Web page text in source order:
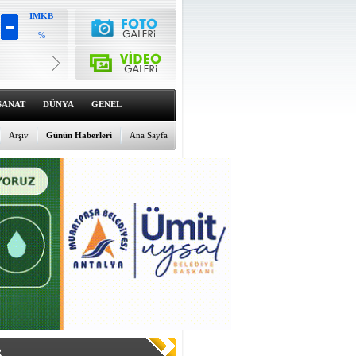
%
6649.93
47.6939
Euro
55.1831
%0.23
DÜNYA GENEL
Ana Sayfa
Günün Haberleri
Arşiv